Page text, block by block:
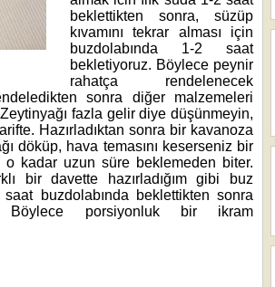
beklettikten sonra, süzüp
kıvamını tekrar alması için
buzdolabında 1-2 saat
bekletiyoruz. Böylece peynir
rahatça rendelenecek
sonra diğer malzemeleri
fazla gelir diye düşünmeyin,
Hazırladıktan sonra bir kavanoza
döküp, hava temasını keserseniz bir
o kadar uzun süre beklemeden biter.
bir davette hazırladığım gibi buz
buzdolabında beklettikten sonra
Böylece porsiyonluk bir ikram